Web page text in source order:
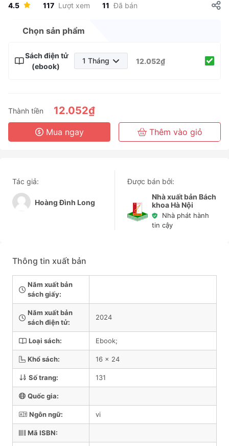
4.5 117 Lượt xem 11 Đã bán
Chọn sản phẩm
Sách điện tử
(ebook)
1 Tháng
6 Tháng
3 Năm
12.052₫
Thành tiền 12.052₫
Mua ngay Thêm vào giỏ
Tác giả:
Hoàng Đình Long
Được bán bởi:
Nhà xuất bản Bách
khoa Hà Nội
Nhà phát hành
tin cậy
Thông tin xuất bản
Năm xuất bản
sách giấy:
Năm xuất bản
sách điện tử:
2024
Loại sách: Ebook;
Khổ sách: 16 x 24
Số trang: 131
Quốc gia:
Ngôn ngữ: vi
Mã ISBN: